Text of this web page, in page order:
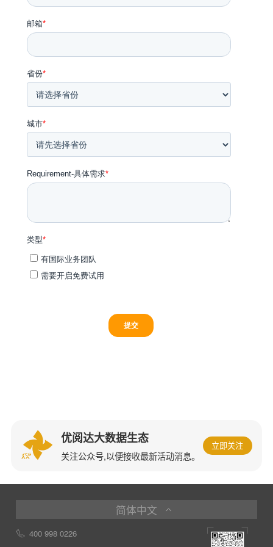
优阅达大数据生态
关注公众号,以便接收最新活动消息。
立即关注
简体中文
400 998 0226